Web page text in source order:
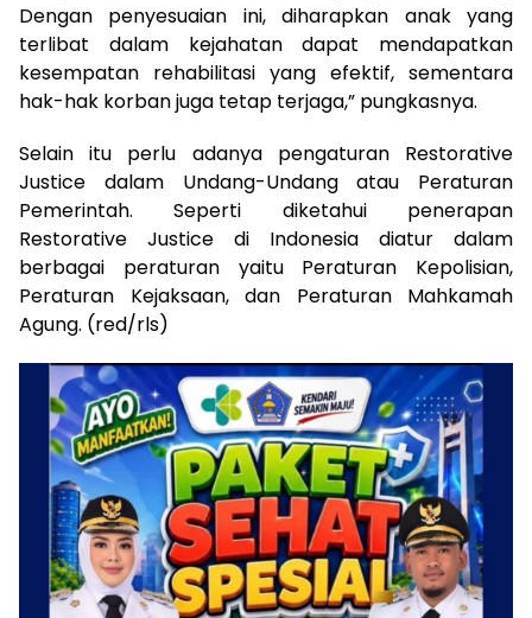
Dengan penyesuaian ini, diharapkan anak yang
terlibat dalam kejahatan dapat mendapatkan
kesempatan rehabilitasi yang efektif, sementara
hak-hak korban juga tetap terjaga,” pungkasnya.
Selain itu perlu adanya pengaturan Restorative
Justice dalam Undang-Undang atau Peraturan
Pemerintah. Seperti diketahui penerapan
Restorative Justice di Indonesia diatur dalam
berbagai peraturan yaitu Peraturan Kepolisian,
Peraturan Kejaksaan, dan Peraturan Mahkamah
Agung. (red/rls)